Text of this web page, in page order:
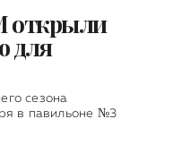
открыли
для
сезона
в павильоне №3